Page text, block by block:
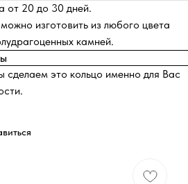
от 20 до 30 дней.
изготовить из любого цвета
камней.
это кольцо именно для Вас